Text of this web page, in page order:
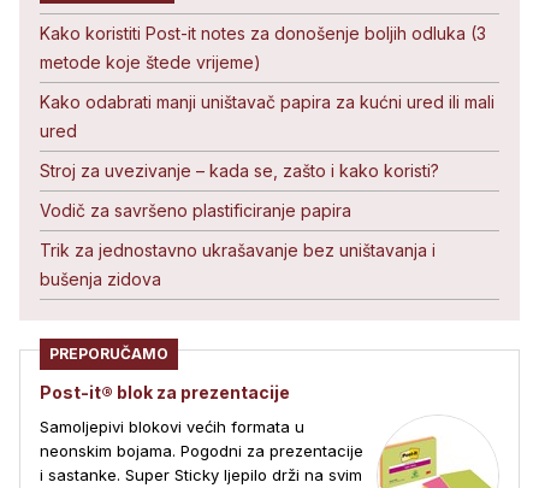
Kako koristiti Post-it notes za donošenje boljih odluka (3
metode koje štede vrijeme)
Kako odabrati manji uništavač papira za kućni ured ili mali
ured
Stroj za uvezivanje – kada se, zašto i kako koristi?
Vodič za savršeno plastificiranje papira
Trik za jednostavno ukrašavanje bez uništavanja i
bušenja zidova
PREPORUČAMO
Post-it® blok za prezentacije
Samoljepivi blokovi većih formata u
neonskim bojama. Pogodni za prezentacije
i sastanke. Super Sticky ljepilo drži na svim